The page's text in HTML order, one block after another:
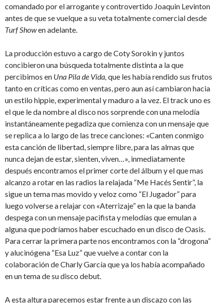
comandado por el arrogante y controvertido Joaquin Levinton
antes de que se vuelque a su veta totalmente comercial desde
Turf Showen adelante.
La producción estuvo a cargo de Coty Sorokin y juntos
concibieron una búsqueda totalmente distinta a la que
percibimos en Una Pila de Vida, que les había rendido sus frutos
tanto en críticas como en ventas, pero aun así cambiaron hacia
un estilo hippie, experimental y maduro a la vez. El track uno es
el que le da nombre al disco nos sorprende con una melodía
instantáneamente pegadiza que comienza con un mensaje que
se replica a lo largo de las trece canciones: «Canten conmigo
esta canción de libertad, siempre libre, para las almas que
nunca dejan de estar, sienten, viven…», inmediatamente
después encontramos el primer corte del álbum y el que mas
alcanzo a rotar en las radios la relajada “Me Hacés Sentir”, la
sigue un tema mas movido y veloz como “El Jugador” para
luego volverse a relajar con «Aterrizaje” en la que la banda
despega con un mensaje pacifista y melodías que emulan a
alguna que podríamos haber escuchado en un disco de Oasis.
Para cerrar la primera parte nos encontramos con la “drogona”
y alucinógena “Esa Luz” que vuelve a contar con la
colaboración de Charly García que ya los había acompañado
en un tema de su disco debut.
A esta altura parecemos estar frente a un discazo con las